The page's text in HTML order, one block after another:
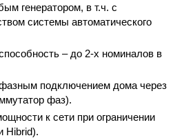
генератором, в т.ч. с
системы автоматического
– до 2-х номиналов в
подключением дома через
фаз).
к сети при ограничении
Hibrid).